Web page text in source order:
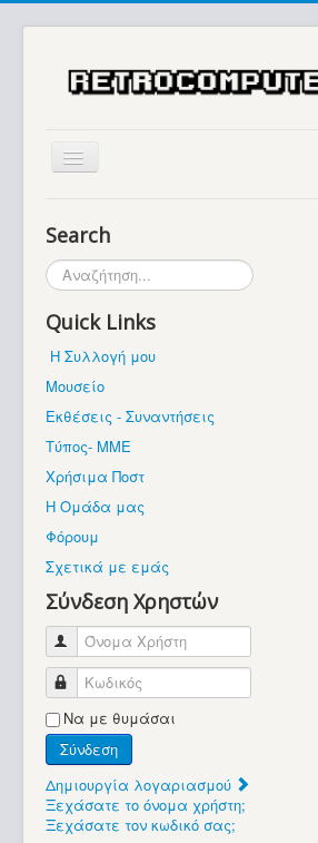
Μουσείο
Βρίσκεστε εδώ:
Search
Αναζήτηση...
Quick Links
Η Συλλογή μου
Μουσείο
Εκθέσεις - Συναντήσεις
Τύπος- ΜΜΕ
Χρήσιμα Ποστ
Η Ομάδα μας
Φόρουμ
Σχετικά με εμάς
Σύνδεση Χρηστών
Όνομα Χρήστη
Κωδικός
Να με θυμάσαι
Σύνδεση
Δημιουργία λογαριασμού
Ξεχάσατε το όνομα χρήστη;
Ξεχάσατε τον κωδικό σας;